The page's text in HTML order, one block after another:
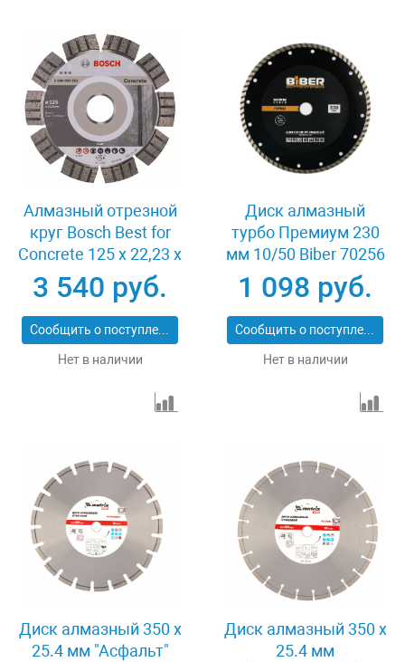
Алмазный отрезной
круг Bosch Best for
Concrete 125 x 22,23 x
2,2 x 12 mm
3 540 руб.
Сообщить о поступлении
Нет в наличии
Диск алмазный
турбо Премиум 230
мм 10/50 Biber 70256
1 098 руб.
Сообщить о поступлении
Нет в наличии
Диск алмазный 350 х
25.4 мм "Асфальт"
Диск алмазный 350 х
25.4 мм